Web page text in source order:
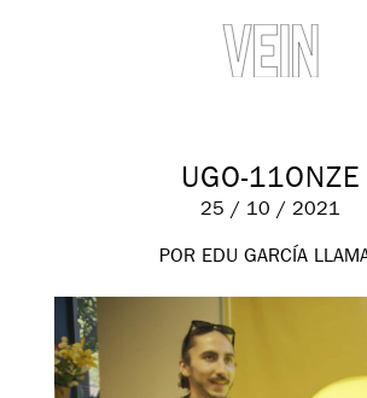
UGO-11ONZE
25 / 10 / 2021
POR EDU GARCÍA